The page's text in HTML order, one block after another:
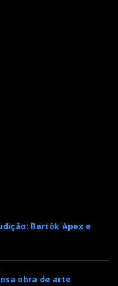
Bartók Apex e
obra de arte